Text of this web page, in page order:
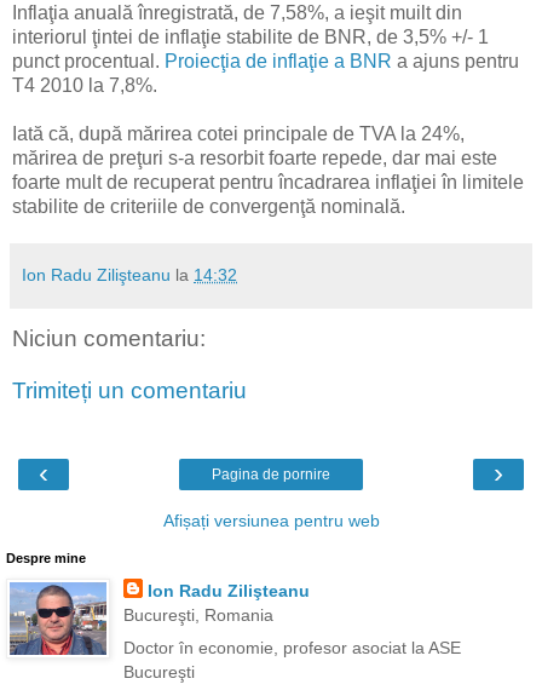
Inflaţia anuală înregistrată, de 7,58%, a ieşit muilt din
interiorul ţintei de inflaţie stabilite de BNR, de 3,5% +/- 1
punct procentual. Proiecţia de inflaţie a BNR a ajuns pentru
T4 2010 la 7,8%.
Iată că, după mărirea cotei principale de TVA la 24%,
mărirea de preţuri s-a resorbit foarte repede, dar mai este
foarte mult de recuperat pentru încadrarea inflaţiei în limitele
stabilite de criteriile de convergenţă nominală.
Ion Radu Zilişteanu la 14:32
Niciun comentariu:
Trimiteți un comentariu
‹ ›
Pagina de pornire
Afișați versiunea pentru web
Despre mine
Ion Radu Zilişteanu
Bucureşti, Romania
Doctor în economie, profesor asociat la ASE
Bucureşti